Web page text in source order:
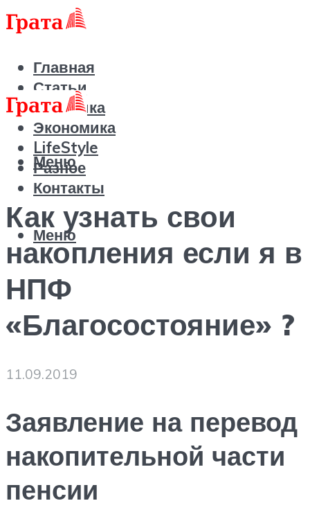
Главная
Статьи
Политика
Экономика
LifeStyle
Разное
Контакты
Меню
Меню
Как узнать свои
накопления если я в
НПФ
«Благосостояние» ?
11.09.2019
Заявление на перевод
накопительной части
пенсии